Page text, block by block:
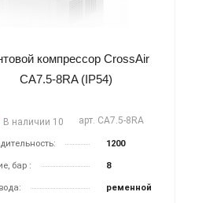
Винтовой компрессор CrossAir
CA18.5-10RA (IP54)
В наличии 10 арт.CA18.5-10RA
Производитель­ность:
Давление, бар :
Тип привода: ременной